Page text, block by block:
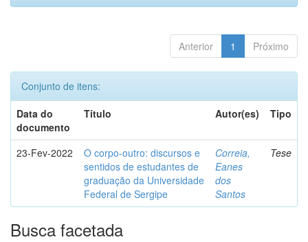
Anterior 1 Próximo
Conjunto de itens:
Data do
documento
Título Autor(es) Tipo
23-Fev-2022
O corpo-outro: discursos e
sentidos de estudantes de
graduação da Universidade
Federal de Sergipe
Correia,
Eanes
dos
Santos
Tese
Busca facetada